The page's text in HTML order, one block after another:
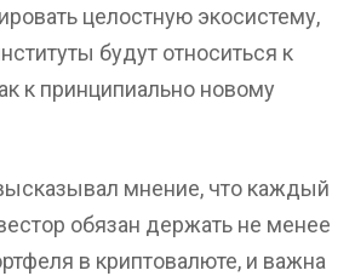
целостную экосистему,
будут относиться к
к принципиально новому
мнение, что каждый
обязан держать не менее
в криптовалюте, и важна